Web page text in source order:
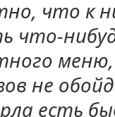
что к
что-
не
есть